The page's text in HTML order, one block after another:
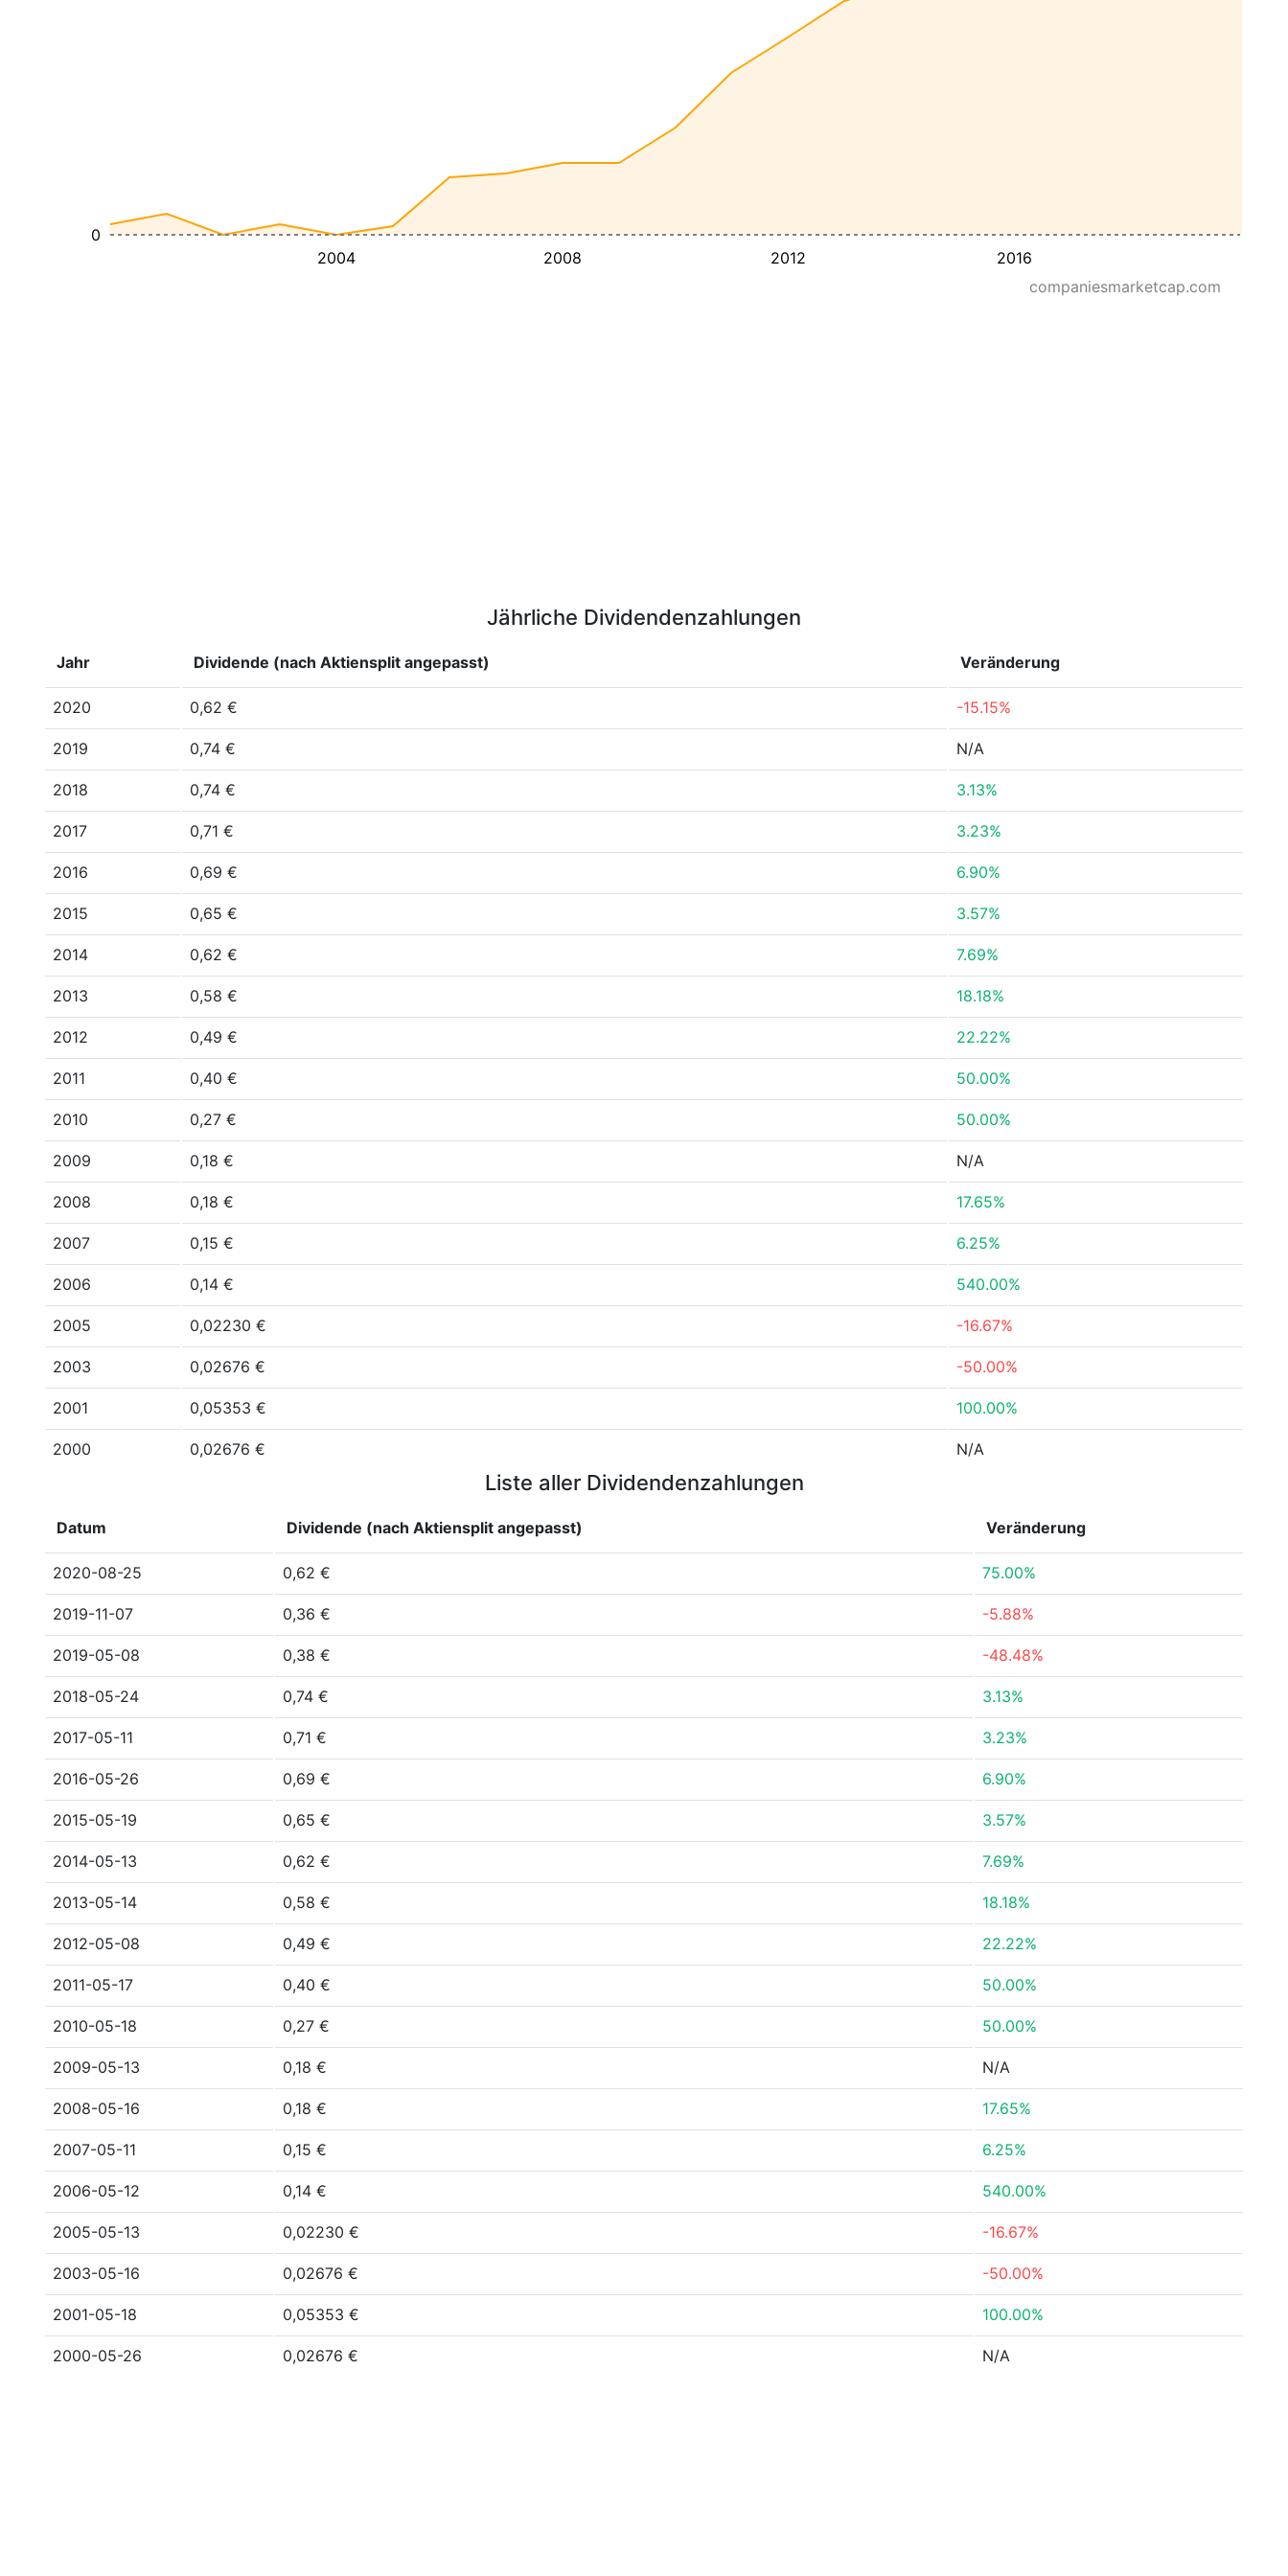
2004 2008 2012 2016
0
companiesmarketcap.com
Jährliche Dividendenzahlungen
Jahr Dividende (nach Aktiensplit angepasst) Veränderung
2020 0,62 € -15.15%
2019 0,74 € N/A
2018 0,74 € 3.13%
2017 0,71 € 3.23%
2016 0,69 € 6.90%
2015 0,65 € 3.57%
2014 0,62 € 7.69%
2013 0,58 € 18.18%
2012 0,49 € 22.22%
2011 0,40 € 50.00%
2010 0,27 € 50.00%
2009 0,18 € N/A
2008 0,18 € 17.65%
2007 0,15 € 6.25%
2006 0,14 € 540.00%
2005 0,02230 € -16.67%
2003 0,02676 € -50.00%
2001 0,05353 € 100.00%
2000 0,02676 € N/A
Liste aller Dividendenzahlungen
Datum Dividende (nach Aktiensplit angepasst) Veränderung
2020-08-25 0,62 € 75.00%
2019-11-07 0,36 € -5.88%
2019-05-08 0,38 € -48.48%
2018-05-24 0,74 € 3.13%
2017-05-11 0,71 € 3.23%
2016-05-26 0,69 € 6.90%
2015-05-19 0,65 € 3.57%
2014-05-13 0,62 € 7.69%
2013-05-14 0,58 € 18.18%
2012-05-08 0,49 € 22.22%
2011-05-17 0,40 € 50.00%
2010-05-18 0,27 € 50.00%
2009-05-13 0,18 € N/A
2008-05-16 0,18 € 17.65%
2007-05-11 0,15 € 6.25%
2006-05-12 0,14 € 540.00%
2005-05-13 0,02230 € -16.67%
2003-05-16 0,02676 € -50.00%
2001-05-18 0,05353 € 100.00%
2000-05-26 0,02676 € N/A